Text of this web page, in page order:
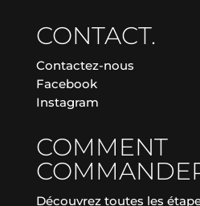
CONTACT.
Contactez-nous
Facebook
Instagram
COMMENT
Découvrez toutes les